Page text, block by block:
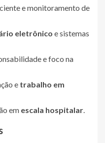
e monitoramento de
eletrônico e sistemas
e foco na
e trabalho em
em escala hospitalar.